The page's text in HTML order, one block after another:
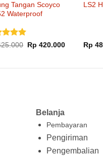
Tangan Scoyco
Waterproof
5
Harga
aslinya
Rp 420.000Harga
LS2
Rp
Belanja
Pembayaran
Pengiriman
Pengembalian